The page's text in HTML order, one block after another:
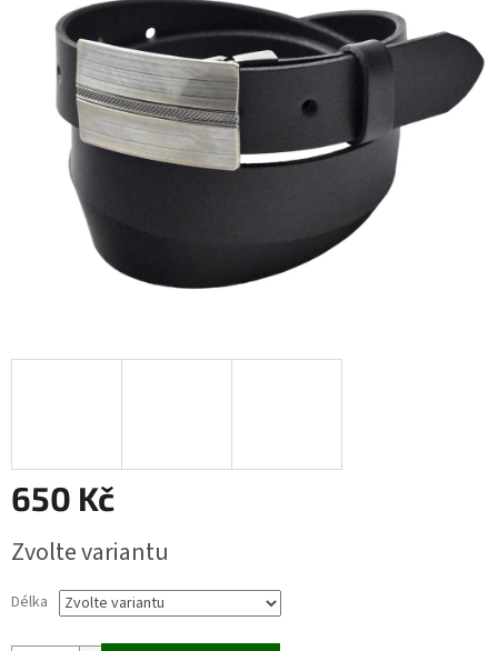
hvězdiček.
650 Kč
cena:
Zvolte variantu
Délka